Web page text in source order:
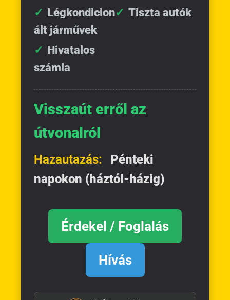
Légkondicion
ált járművek
Tiszta autók
Hivatalos
számla
Visszaút erről az
útvonalról
Hazautazás:
Pénteki
napokon (háztól-házig)
Érdekel / Foglalás
Hívás